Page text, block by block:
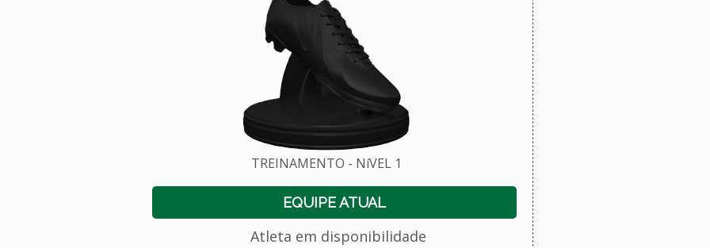
TREINAMENTO - NíVEL 1
EQUIPE ATUAL
Atleta em disponibilidade